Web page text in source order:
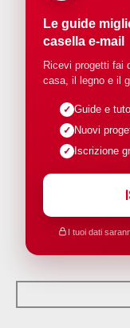
Le guide
casella e-mail
Ricevi progetti fai
casa, il legno e il
Guide e
Nuovi
Iscrizione
I tuoi dati